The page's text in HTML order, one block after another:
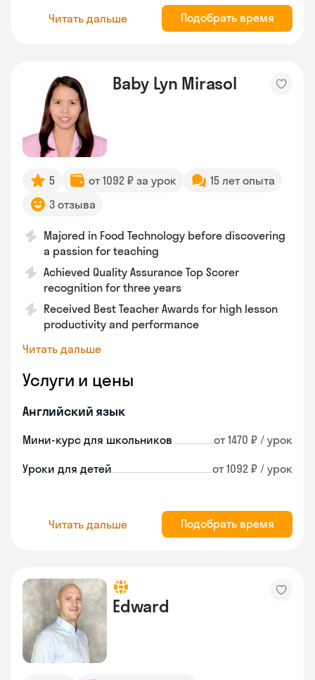
Читать дальше Подобрать время
Baby Lyn Mirasol
5 от 1092 ₽ за урок
15 лет опыта
3 отзыва
Majored in Food Technology before discovering
a passion for teaching
Achieved Quality Assurance Top Scorer
recognition for three years
Received Best Teacher Awards for high lesson
productivity and performance
Читать дальше
Услуги и цены
Английский язык
Мини-курс для школьников от 1470 ₽ / урок
Уроки для детей от 1092 ₽ / урок
Читать дальше Подобрать время
Edward